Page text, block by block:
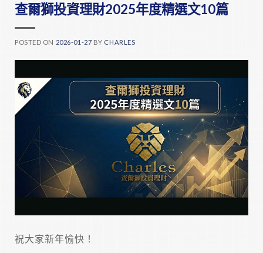
查爾獅投資理財2025年度精選文10篇
POSTED ON 2026-01-27 BY CHARLES
祝大家新年愉快！